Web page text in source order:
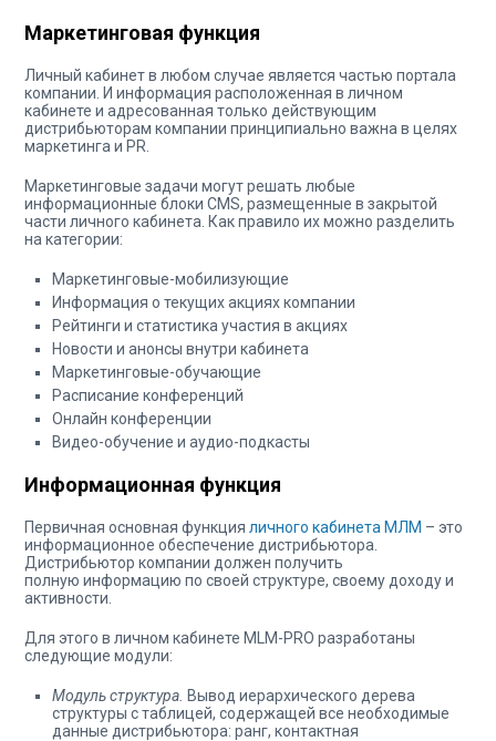
Маркетинговая функция
Личный кабинет в любом случае является частью портала
компании. И информация расположенная в личном
кабинете и адресованная только действующим
дистрибьюторам компании принципиально важна в целях
маркетинга и PR.
Маркетинговые задачи могут решать любые
информационные блоки CMS, размещенные в закрытой
части личного кабинета. Как правило их можно разделить
на категории:
Маркетинговые-мобилизующие
Информация о текущих акциях компании
Рейтинги и статистика участия в акциях
Новости и анонсы внутри кабинета
Маркетинговые-обучающие
Расписание конференций
Онлайн конференции
Видео-обучение и аудио-подкасты
Информационная функция
Первичная основная функцияличного кабинета МЛМ – это
информационное обеспечение дистрибьютора.
Дистрибьютор компании должен получить
полную информацию по своей структуре, своему доходу и
активности.
Для этого в личном кабинете MLM-PRO разработаны
следующие модули:
Модуль структура. Вывод иерархического дерева
структуры с таблицей, содержащей все необходимые
данные дистрибьютора: ранг, контактная